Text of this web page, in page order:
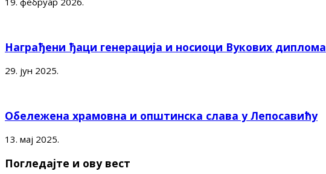
Награђени ђаци генерација и носиоци Вукових диплома
29. јун 2025.
Обележена храмовна и општинска слава у Лепосавићу
13. мај 2025.
Погледајте и ову вест